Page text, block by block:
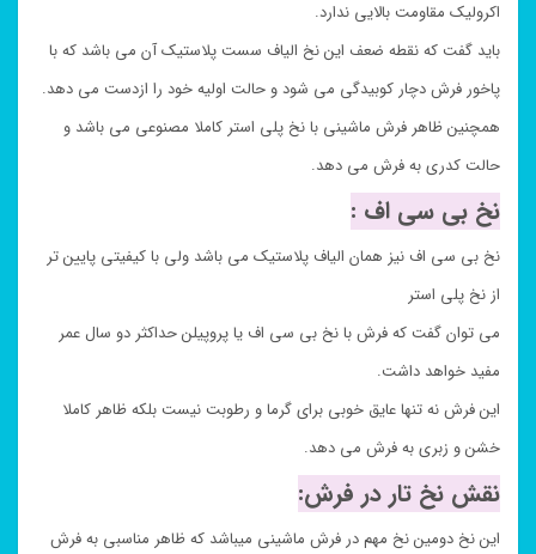
اکرولیک مقاومت بالایی ندارد.
باید گفت که نقطه ضعف این نخ الیاف سست پلاستیک آن می باشد که با
پاخور فرش دچار کوبیدگی می شود و حالت اولیه خود را ازدست می دهد.
همچنین ظاهر فرش ماشینی با نخ پلی استر کاملا مصنوعی می باشد و
حالت کدری به فرش می دهد.
نخ بی سی اف :
نخ بی سی اف نیز همان الیاف پلاستیک می باشد ولی با کیفیتی پایین تر
از نخ پلی استر
می توان گفت که فرش با نخ بی سی اف یا پروپیلن حداکثر دو سال عمر
مفید خواهد داشت.
این فرش نه تنها عایق خوبی برای گرما و رطوبت نیست بلکه ظاهر کاملا
خشن و زبری به فرش می دهد.
نقش نخ تار در فرش:
این نخ دومین نخ مهم در فرش ماشینی میباشد که ظاهر مناسبی به فرش